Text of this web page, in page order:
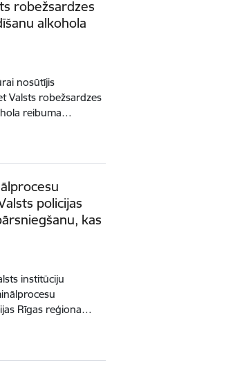
robežsardzes
alkohola
nosūtījis
Valsts robežsardzes
reibuma…
policijas
kas
institūciju
Rīgas reģiona…